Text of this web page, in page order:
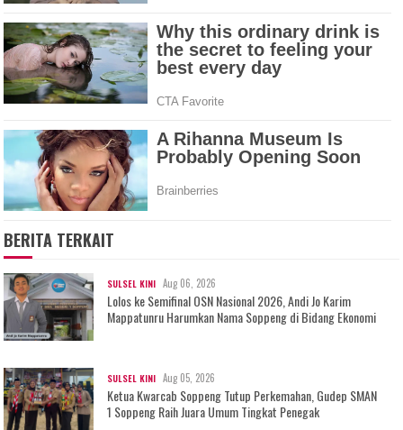
BERITA TERKAIT
SULSEL KINI Aug 06, 2026
Lolos ke Semifinal OSN Nasional 2026, Andi Jo Karim
Mappatunru Harumkan Nama Soppeng di Bidang Ekonomi
SULSEL KINI Aug 05, 2026
Ketua Kwarcab Soppeng Tutup Perkemahan, Gudep SMAN
1 Soppeng Raih Juara Umum Tingkat Penegak